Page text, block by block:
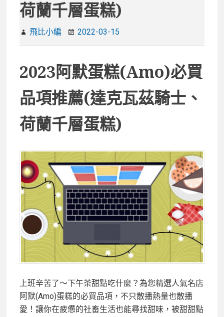
荷蘭千層蛋糕)
飛比小編 2022-03-15
2023阿默蛋糕(Amo)必買
品項推薦(達克瓦茲騎士、
荷蘭千層蛋糕)
上班辛苦了～下午茶甜點吃什麼？為您精選人氣名店
阿默(Amo)蛋糕的必買品項，不只散播熱量也散播
愛！讓你在疲憊的社畜生活也能尋找甜味，被甜甜點